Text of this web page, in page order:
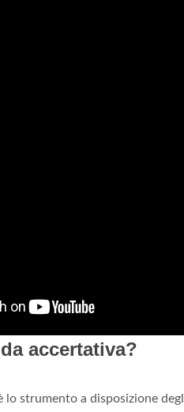
accertativa?
lo strumento a disposizione